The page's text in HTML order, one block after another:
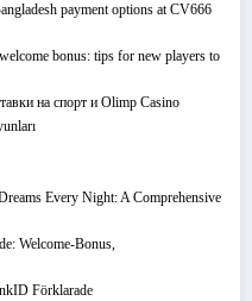
payment options at CV666
bonus: tips for new players to
на спорт и Olimp Casino
Every Night: A Comprehensive
Welcome‑Bonus,
Förklarade